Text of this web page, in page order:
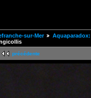
sur-Mer
précédente